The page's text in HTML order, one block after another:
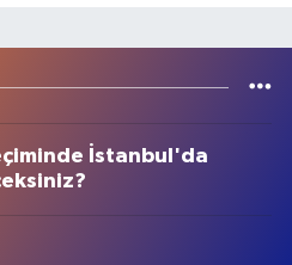
İstanbul'da